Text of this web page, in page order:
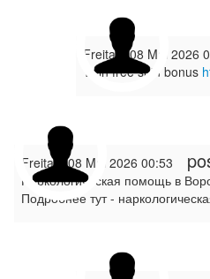
Freitag, 08 Mai 2026
1win free spin bonus
Freitag, 08 Mai 2026 00:53
Наркологическая помощь в
Подробнее тут -